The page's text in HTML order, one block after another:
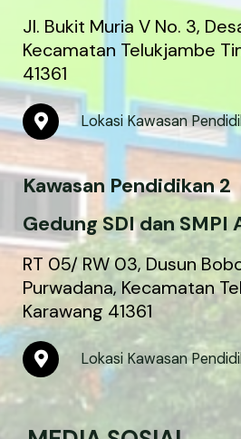
Jl. Bukit Muria V No. 3,
Kecamatan Telukjambe
41361
M
a
p
-
m
r
k
e
-
a
l
t
Lokasi Kawasan
Kawasan Pendidikan 2
Gedung SDI dan
RT 05/ RW 03, Dusun
Purwadana, Kecamatan
Karawang 41361
M
a
p
Lokasi Kawasan